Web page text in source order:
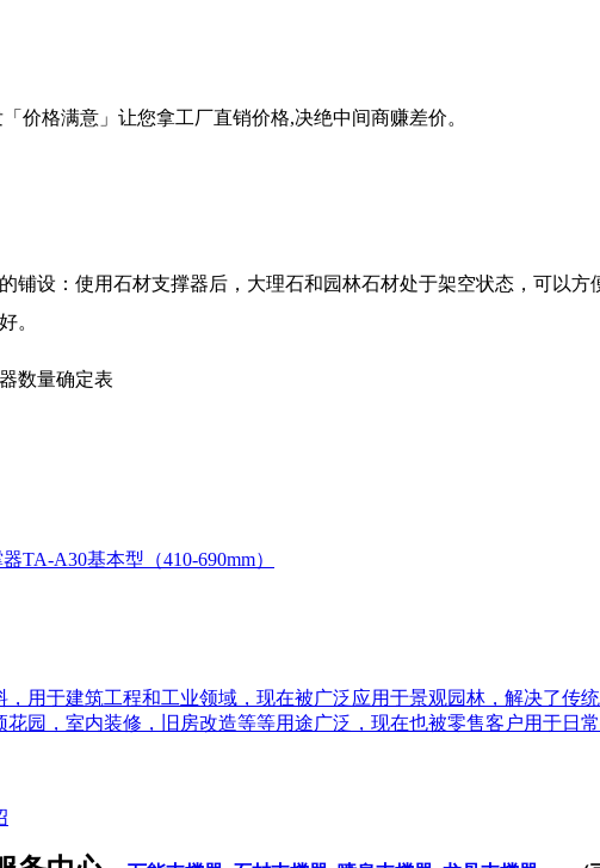
价格满意」让您拿工厂直销价格,决绝中间商赚差价。
设：使用石材支撑器后，大理石和园林石材处于架空状态，可以
。
TA-A30基本型（410-690mm）
用于建筑工程和工业领域，现在被广泛应用于景观园林，解决了传
园，室内装修，旧房改造等等用途广泛，现在也被零售客户用于